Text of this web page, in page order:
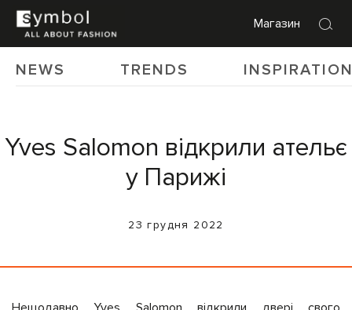
Магазин
NEWS TRENDS
Yves Salomon відкрили ательє
у Парижі
23 грудня 2022